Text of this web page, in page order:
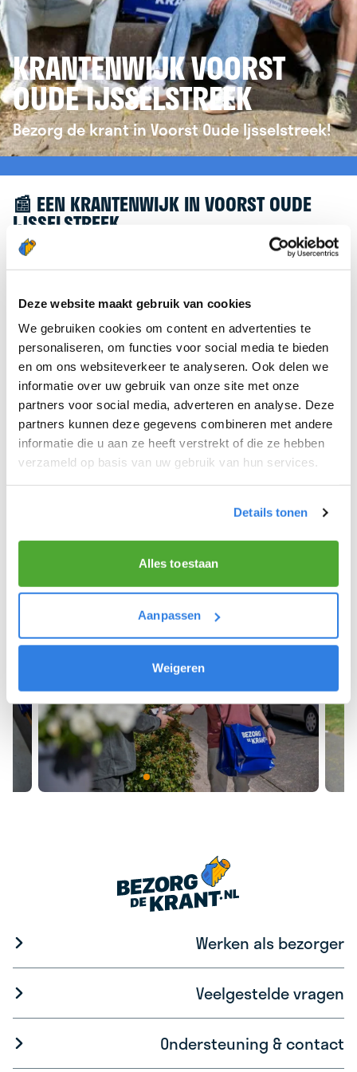
Deze website maakt gebruik van cookies
We gebruiken cookies om content en advertenties te
personaliseren, om functies voor social media te bieden
en om ons websiteverkeer te analyseren. Ook delen we
informatie over uw gebruik van onze site met onze
partners voor social media, adverteren en analyse. Deze
partners kunnen deze gegevens combineren met andere
informatie die u aan ze heeft verstrekt of die ze hebben
verzameld op basis van uw gebruik van hun services.
Details tonen
Alles toestaan
Aanpassen
Weigeren
KRANTENWIJK VOORST
OUDE IJSSELSTREEK
Bezorg de krant in Voorst Oude Ijsselstreek!
📰 EEN KRANTENWIJK IN VOORST OUDE
IJSSELSTREEK
Leuk dat je geïnteresseerd bent in een
verder te helpen, verwijzen we je graag door naar
de website vankrantenbezorgen.nl. Daar kun je je
eenvoudig aanmelden om de krant te bezorgen in
Voorst Oude Ijsselstreek.
We hopen dat je snel aan de slag kunt en wensen
je veel succes! 🚴‍♂️💨
Meld je aan als krantenbezorger!
Werken als bezorger
Veelgestelde vragen
Ondersteuning & contact